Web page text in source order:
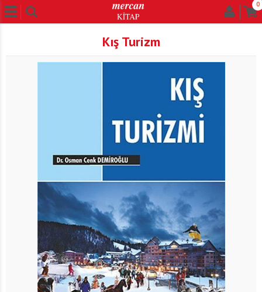
0
Kış Turizm